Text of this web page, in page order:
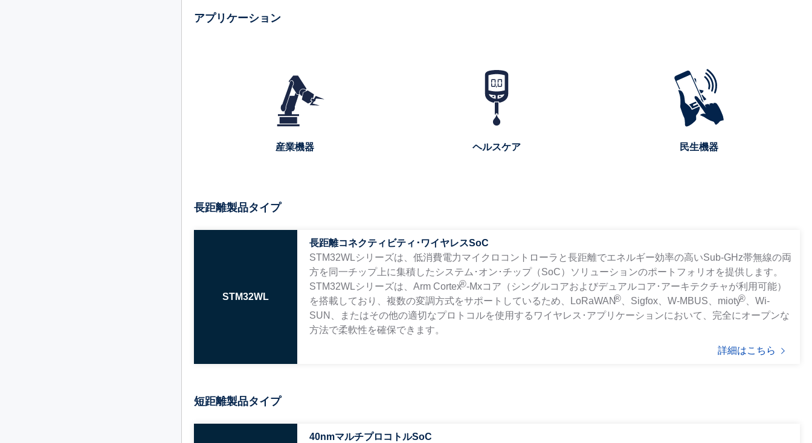
アプリケーション
産業機器 ヘルスケア 民生機器
長距離製品タイプ
STM32WL
長距離コネクティビティ･ワイヤレスSoC
STM32WLシリーズは、低消費電力マイクロコントローラと長距離でエネルギー効率の高いSub-GHz帯無線の両
方を同一チップ上に集積したシステム･オン･チップ（SoC）ソリューションのポートフォリオを提供します。
STM32WLシリーズは、Arm Cortex®-Mxコア（シングルコアおよびデュアルコア･アーキテクチャが利用可能）
を搭載しており、複数の変調方式をサポートしているため、LoRaWAN® 、Sigfox、W-MBUS、mioty® 、Wi-
SUN、またはその他の適切なプロトコルを使用するワイヤレス･アプリケーションにおいて、完全にオープンな
方法で柔軟性を確保できます。
詳細はこちら
短距離製品タイプ
40nmマルチプロコトルSoC